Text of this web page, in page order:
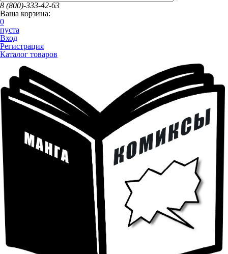
8 (800)-333-42-63
Ваша корзина:
0
пуста
Вход
Регистрация
Каталог товаров